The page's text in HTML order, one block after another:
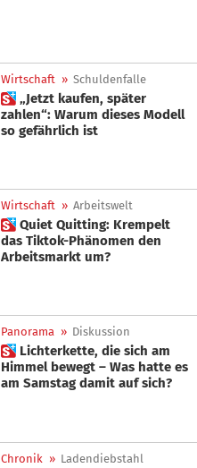
Wirtschaft » Schuldenfalle
 „Jetzt kaufen, später
zahlen“: Warum dieses Modell
so gefährlich ist
Wirtschaft » Arbeitswelt
 Quiet Quitting: Krempelt
das Tiktok-Phänomen den
Arbeitsmarkt um?
Panorama » Diskussion
 Lichterkette, die sich am
Himmel bewegt – Was hatte es
am Samstag damit auf sich?
Chronik » Ladendiebstahl